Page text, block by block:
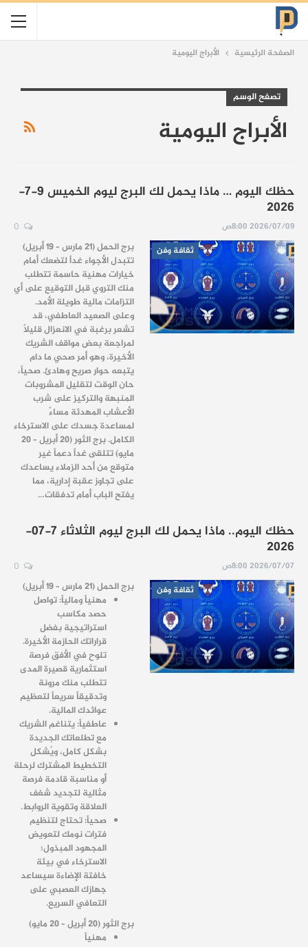
الصفحة الرئيسية الأبراج اليومية
تصفح الوسم
الأبراج اليومية
حظك اليوم … ماذا يحمل لك البرج ليوم الخميس 9-7-
2026
2026/07/09 8:00ص
ثقافة وفن
برج الحمل (21 مارس – 19 أبريل)
تتبدل الأجواء غداً لتضعك أمام
خيارات مهنية حاسمة تتطلب
منك التروي قبل التوقيع على أي
التزامات مالية طويلة الأمد.
وعلى الصعيد العاطفي، قد
تشعر برغبة في الانعزال قليلاً
لمراجعة بعض مواقف الشريك
الأخيرة، وهو أمر صحي ما دام
يتبعه حوار صريح وهادئ. صحياً،
حان الوقت لتقليل المشروبات
المنبهة والتركيز على شرب
الأعشاب المهدئة مساءً
لمساعدة جسدك على الاسترخاء
الكامل. برج الثور (20 أبريل – 20
مايو) تتلقى غداً دعماً غير
متوقع من أحد الزملاء يساعدك
على تجاوز عقبة إدارية، مما
يفتح الباب أمام تدفقات…
حظك اليوم.. ماذا يحمل لك البرج ليوم الثلاثاء 7-07-
2026
2026/07/07 8:00ص
ثقافة وفن
برج الحمل (21 مارس – 19 أبريل)
مهنياً ومالياً: تواصل
حصد مكاسب
استراتيجية بفضل
قراراتك الحازمة الأخيرة.
تلوح في الأفق فرصة
استثمارية قصيرة المدى
تتطلب منك مرونة
وتدقيقاً سريعاً لتعظيم
عوائدك المالية.
عاطفياً: يتناغم الشريك
مع تطلعاتك الجديدة
بشكل كامل، ويُشكل
التخطيط المشترك لرحلة
أو مناسبة قادمة فرصة
مثالية لتجديد شغف
العلاقة وتقوية الروابط.
صحياً: تحتاج لتنظيم
فترات نومك لتعويض
المجهود المبذول؛
الاسترخاء في بيئة
خافتة الإضاءة سيساعد
جهازك العصبي على
التعافي السريع.
برج الثور (20 أبريل – 20 مايو)
مهنياً